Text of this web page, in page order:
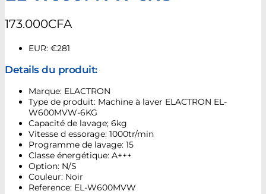
173.000CFA
EUR: €281
Details du produit:
Marque: ELACTRON
Type de produit: Machine à laver ELACTRON EL-
W600MVW-6KG
Capacité de lavage; 6kg
Vitesse d essorage: 1000tr/min
Programme de lavage: 15
Classe énergétique: A+++
Option: N/S
Couleur: Noir
Reference: EL-W600MVW